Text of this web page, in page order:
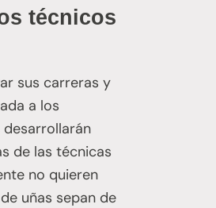
técnicos
sus carreras y
a los
de las técnicas
no quieren
uñas sepan de